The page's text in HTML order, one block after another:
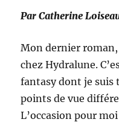
Par Catherine
Mon dernier roman,
chez Hydralune.
fantasy dont je suis
points de vue
L’occasion pour